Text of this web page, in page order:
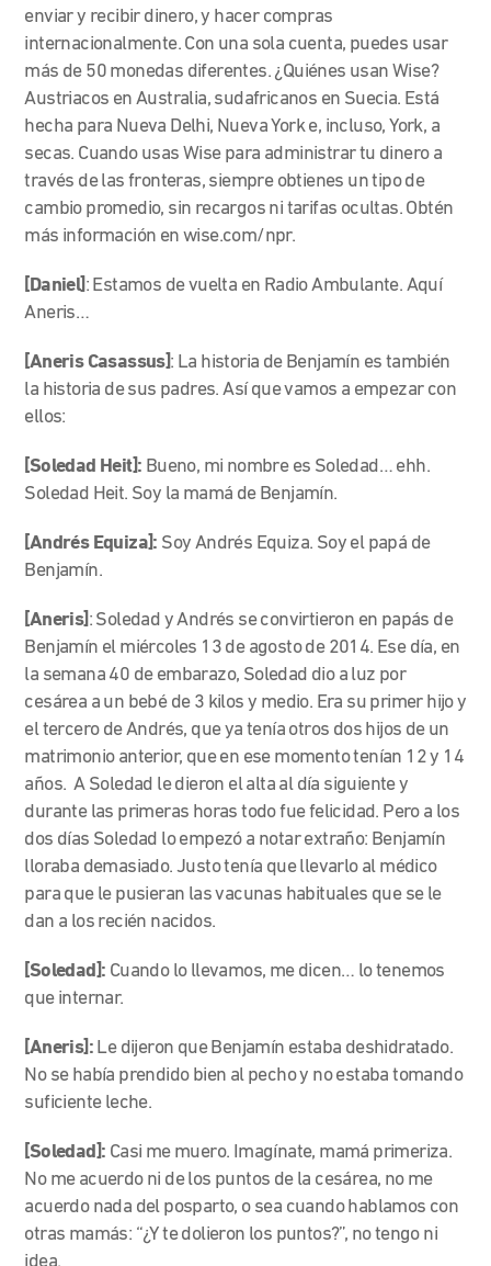
enviar y recibir dinero, y hacer compras
internacionalmente. Con una sola cuenta, puedes usar
más de 50 monedas diferentes. ¿Quiénes usan Wise?
Austriacos en Australia, sudafricanos en Suecia. Está
hecha para Nueva Delhi, Nueva York e, incluso, York, a
secas. Cuando usas Wise para administrar tu dinero a
través de las fronteras, siempre obtienes un tipo de
cambio promedio, sin recargos ni tarifas ocultas. Obtén
más información en wise.com/npr.
[Daniel] : Estamos de vuelta en Radio Ambulante. Aquí
Aneris…
[Aneris Casassus]: La historia de Benjamín es también
la historia de sus padres. Así que vamos a empezar con
ellos:
[Soledad Heit]: Bueno, mi nombre es Soledad… ehh.
Soledad Heit. Soy la mamá de Benjamín.
[Andrés Equiza]: Soy Andrés Equiza. Soy el papá de
Benjamín.
[Aneris] : Soledad y Andrés se convirtieron en papás de
Benjamín el miércoles 13 de agosto de 2014. Ese día, en
la semana 40 de embarazo, Soledad dio a luz por
cesárea a un bebé de 3 kilos y medio. Era su primer hijo y
el tercero de Andrés, que ya tenía otros dos hijos de un
matrimonio anterior, que en ese momento tenían 12 y 14
años. A Soledad le dieron el alta al día siguiente y
durante las primeras horas todo fue felicidad. Pero a los
dos días Soledad lo empezó a notar extraño: Benjamín
lloraba demasiado. Justo tenía que llevarlo al médico
para que le pusieran las vacunas habituales que se le
dan a los recién nacidos.
[Soledad]: Cuando lo llevamos, me dicen… lo tenemos
que internar.
[Aneris]: Le dijeron que Benjamín estaba deshidratado.
No se había prendido bien al pecho y no estaba tomando
suficiente leche.
[Soledad]: Casi me muero. Imagínate, mamá primeriza.
No me acuerdo ni de los puntos de la cesárea, no me
acuerdo nada del posparto, o sea cuando hablamos con
otras mamás: “¿Y te dolieron los puntos?”, no tengo ni
idea.